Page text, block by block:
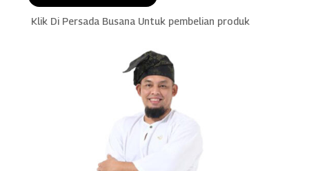
Klik Di Persada Busana Untuk pembelian produk